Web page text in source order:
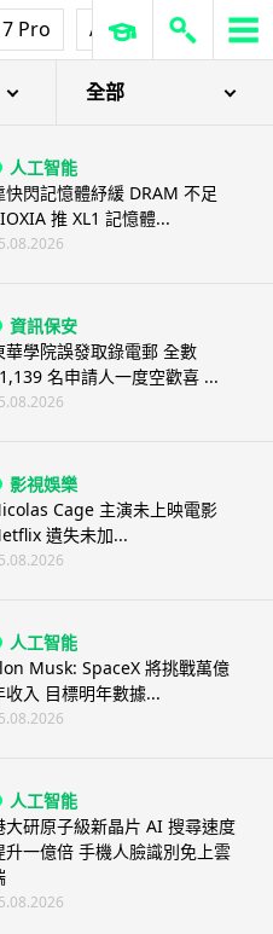
Pro AirPods Pro 3
全部
人工智能
快閃記憶體紓緩 DRAM 不足
推 XL1 記憶體...
資訊保安
華學院誤發取錄電郵 全數
名申請人一度空歡喜 ...
影視娛樂
Cage 主演未上映電影
遺失未加...
人工智能
Musk: SpaceX 將挑戰萬億
收入 目標明年數據...
人工智能
大研原子級新晶片 AI 搜尋速度
升一億倍 手機人臉識別免上雲